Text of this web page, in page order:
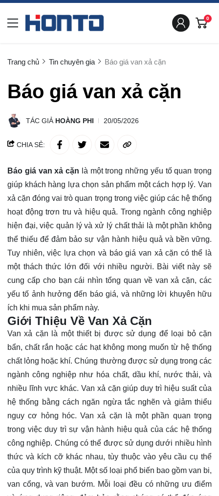
0
Trang chủ Tin chuyên gia Báo giá van xả cặn
Báo giá van xả cặn
TÁC GIẢ HOÀNG PHI 20/05/2026
CHIA SẺ:
Báo giá van xả cặn là một trong những yếu tố quan trọng
giúp khách hàng lựa chọn sản phẩm một cách hợp lý. Van
xả cặn đóng vai trò quan trọng trong việc giúp các hệ thống
hoạt động trơn tru và hiệu quả. Trong ngành công nghiệp
hiện đại, việc quản lý và xử lý chất thải là một phần không
thể thiếu để đảm bảo sự vận hành hiệu quả và bền vững.
Tuy nhiên, việc lựa chọn và báo giá van xả cặn có thể là
một thách thức lớn đối với nhiều người. Bài viết này sẽ
cung cấp cho bạn cái nhìn tổng quan về van xả cặn, các
yếu tố ảnh hưởng đến báo giá, và những lời khuyên hữu
ích khi mua sản phẩm này.
Giới Thiệu Về Van Xả Cặn
Van xả cặn là một thiết bị được sử dụng để loại bỏ cặn
bẩn, chất rắn hoặc các hạt không mong muốn từ hệ thống
chất lỏng hoặc khí. Chúng thường được sử dụng trong các
ngành công nghiệp như hóa chất, dầu khí, nước thải, và
nhiều lĩnh vực khác. Van xả cặn giúp duy trì hiệu suất của
hệ thống bằng cách ngăn ngừa tắc nghẽn và giảm thiểu
nguy cơ hỏng hóc. Van xả cặn là một phần quan trọng
trong việc duy trì sự vận hành hiệu quả của các hệ thống
công nghiệp. Chúng có thể được sử dụng dưới nhiều hình
thức và kích cỡ khác nhau, tùy thuộc vào yêu cầu cụ thể
của quy trình kỹ thuật. Một số loại phổ biến bao gồm van bi,
van cổng, và van bướm. Mỗi loại đều có những ưu điểm